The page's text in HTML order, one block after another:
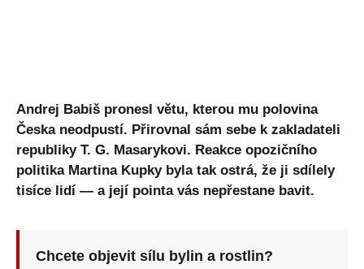
Andrej Babiš pronesl větu, kterou mu polovina
Česka neodpustí. Přirovnal sám sebe k zakladateli
republiky T. G. Masarykovi. Reakce opozičního
politika Martina Kupky byla tak ostrá, že ji sdílely
tisíce lidí — a její pointa vás nepřestane bavit.
Chcete objevit sílu bylin a rostlin?